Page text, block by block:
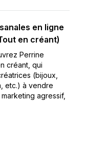
en ligne
en créant)
Perrine
créant, qui
(bijoux,
etc.) à vendre
agressif,